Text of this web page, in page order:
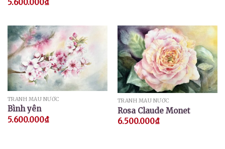
5.600.000₫
TRANH MÀU NƯỚC
Bình yên
5.600.000₫
TRANH MÀU NƯỚC
Rosa Claude Monet
6.500.000₫